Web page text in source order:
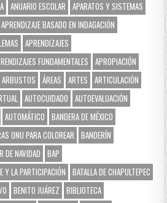
ANUARIO ESCOLAR
APARATOS Y SISTEMAS
APRENDIZAJE BASADO EN INDAGACIÓN
APRENDIZAJES
FUNDAMENTALES
APROPIACIÓN
ARBUSTOS ÁREAS ARTES
ARTICULACIÓN
AUTOCUIDADO
AUTOEVALUACIÓN
AUTOMÁTICO
BANDERA DE MÉXICO
ONU PARA COLOREAR
BANDERÍN
DE NAVIDAD
BAP
Y LA PARTICIPACIÓN
BATALLA DE CHAPULTEPEC
BENITO JUÁREZ
BIBLIOTECA